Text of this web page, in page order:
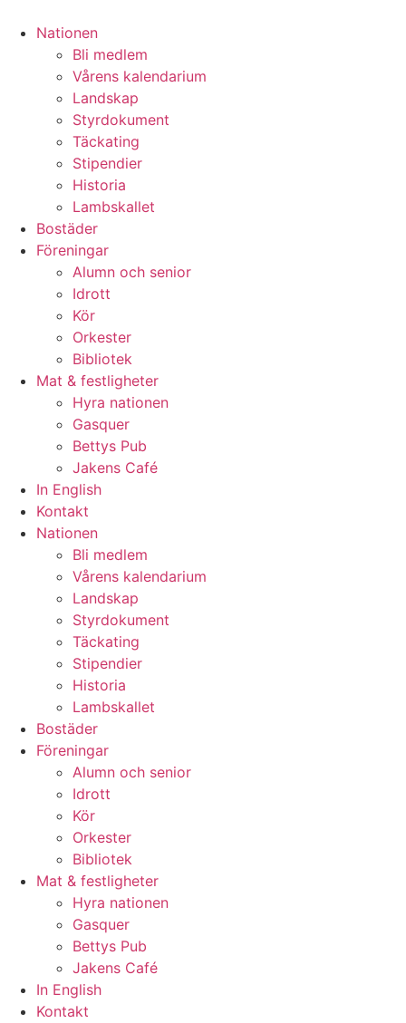
Nationen
Bli medlem
Vårens kalendarium
Landskap
Styrdokument
Täckating
Stipendier
Historia
Lambskallet
Bostäder
Föreningar
Alumn och senior
Idrott
Kör
Orkester
Bibliotek
Mat & festligheter
Hyra nationen
Gasquer
Bettys Pub
Jakens Café
In English
Kontakt
Nationen
Bli medlem
Vårens kalendarium
Landskap
Styrdokument
Täckating
Stipendier
Historia
Lambskallet
Bostäder
Föreningar
Alumn och senior
Idrott
Kör
Orkester
Bibliotek
Mat & festligheter
Hyra nationen
Gasquer
Bettys Pub
Jakens Café
In English
Kontakt